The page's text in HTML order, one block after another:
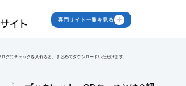
専門サイト一覧を見る
グにチェックを入れると、まとめてダウンロードいただけます。
>